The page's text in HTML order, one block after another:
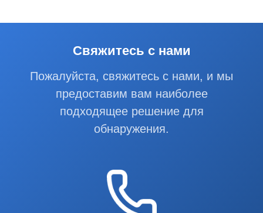
Свяжитесь с нами
Пожалуйста, свяжитесь с нами, и мы
предоставим вам наиболее
подходящее решение для
обнаружения.